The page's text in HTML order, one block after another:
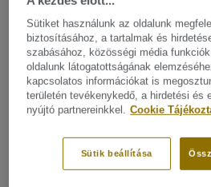
Találja meg az
megfelelő
Sütiket használunk az oldalunk
biztosításához, a tartalmak és
szabásához, közösségi média
oldalunk látogatottságának
kapcsolatos információkat is
területén tevékenykedő, a hirdetési és
nyújtó partnereinkkel. Cookie
Sütik beállítása